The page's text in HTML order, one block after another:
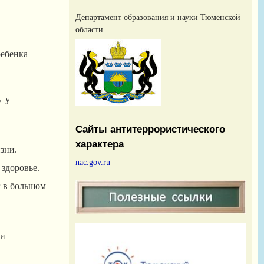
у
в большом
Департамент образования и науки Тюменской
области
Сайты антитеррористического
характера
nac.gov.ru